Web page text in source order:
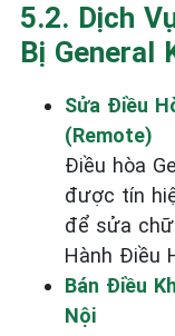
5.2. Dịch
Bị General
Sửa Điều
(Remote)
Điều hòa
được tín
để sửa
Hành Điều
Bán Điều
Nội